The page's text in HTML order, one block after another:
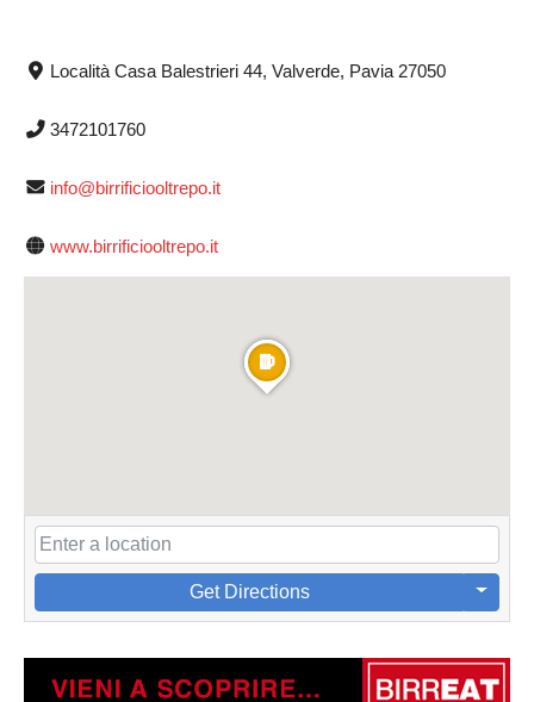
Località Casa Balestrieri 44, Valverde, Pavia 27050
3472101760
info@birrificiooltrepo.it
www.birrificiooltrepo.it
Get Directions